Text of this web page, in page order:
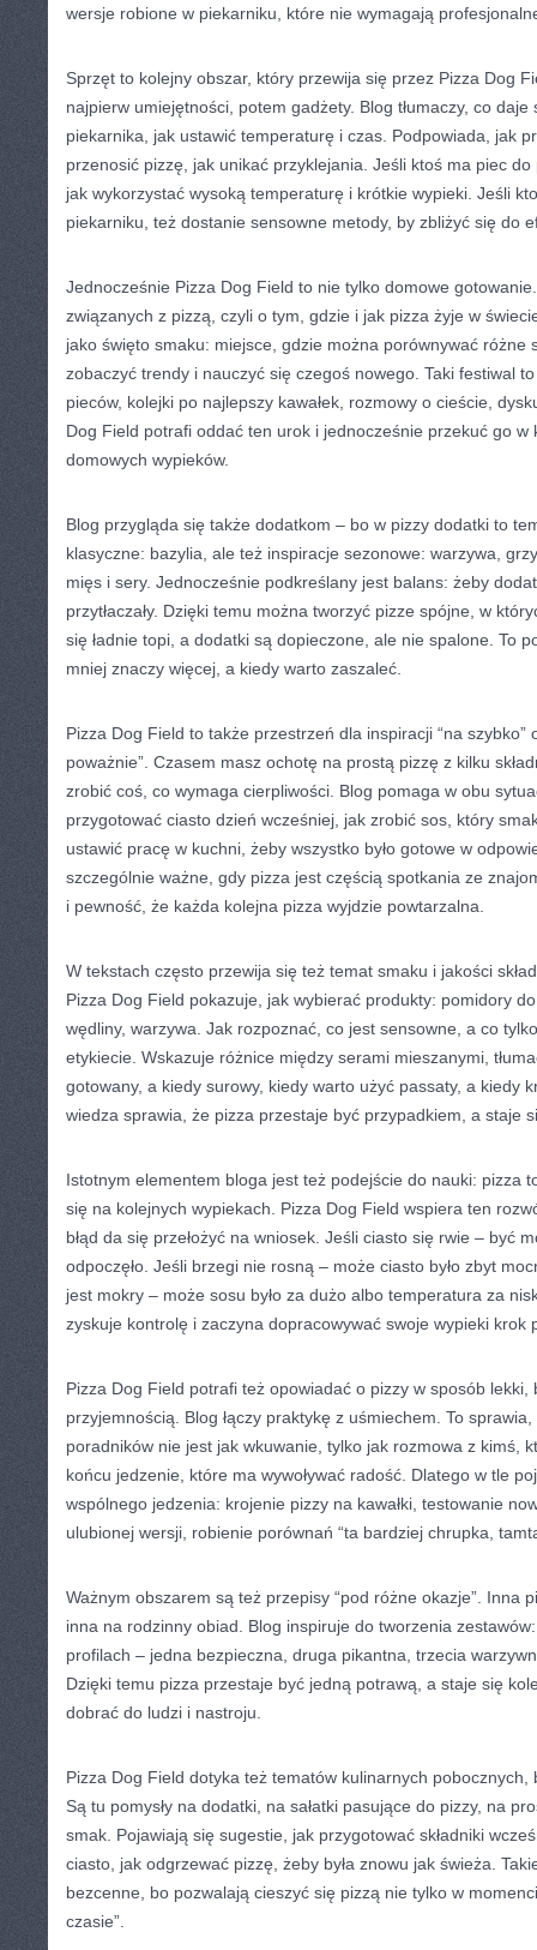
wersje robione w piekarniku, które nie wymagają
Sprzęt to kolejny obszar, który przewija się przez Pizza Dog
najpierw umiejętności, potem gadżety. Blog tłumaczy, co
piekarnika, jak ustawić temperaturę i czas. Podpowiada, jak
przenosić pizzę, jak unikać przyklejania. Jeśli ktoś ma piec
jak wykorzystać wysoką temperaturę i krótkie wypieki. Jeśli
piekarniku, też dostanie sensowne metody, by zbliżyć się do
Jednocześnie Pizza Dog Field to nie tylko domowe
związanych z pizzą, czyli o tym, gdzie i jak pizza żyje w
jako święto smaku: miejsce, gdzie można porównywać różne
zobaczyć trendy i nauczyć się czegoś nowego. Taki festiwal
pieców, kolejki po najlepszy kawałek, rozmowy o cieście,
Dog Field potrafi oddać ten urok i jednocześnie przekuć go w
domowych wypieków.
Blog przygląda się także dodatkom – bo w pizzy dodatki to
klasyczne: bazylia, ale też inspiracje sezonowe: warzywa,
mięs i sery. Jednocześnie podkreślany jest balans: żeby
przytłaczały. Dzięki temu można tworzyć pizze spójne, w
się ładnie topi, a dodatki są dopieczone, ale nie spalone. To
mniej znaczy więcej, a kiedy warto zaszaleć.
Pizza Dog Field to także przestrzeń dla inspiracji “na szybko”
poważnie”. Czasem masz ochotę na prostą pizzę z kilku
zrobić coś, co wymaga cierpliwości. Blog pomaga w obu
przygotować ciasto dzień wcześniej, jak zrobić sos, który
ustawić pracę w kuchni, żeby wszystko było gotowe w
szczególnie ważne, gdy pizza jest częścią spotkania ze
i pewność, że każda kolejna pizza wyjdzie powtarzalna.
W tekstach często przewija się też temat smaku i jakości
Pizza Dog Field pokazuje, jak wybierać produkty: pomidory
wędliny, warzywa. Jak rozpoznać, co jest sensowne, a co
etykiecie. Wskazuje różnice między serami mieszanymi,
gotowany, a kiedy surowy, kiedy warto użyć passaty, a kiedy
wiedza sprawia, że pizza przestaje być przypadkiem, a staje
Istotnym elementem bloga jest też podejście do nauki: pizza
się na kolejnych wypiekach. Pizza Dog Field wspiera ten
błąd da się przełożyć na wniosek. Jeśli ciasto się rwie – być
odpoczęło. Jeśli brzegi nie rosną – może ciasto było zbyt
jest mokry – może sosu było za dużo albo temperatura za
zyskuje kontrolę i zaczyna dopracowywać swoje wypieki krok
Pizza Dog Field potrafi też opowiadać o pizzy w sposób lekki,
przyjemnością. Blog łączy praktykę z uśmiechem. To
poradników nie jest jak wkuwanie, tylko jak rozmowa z kimś,
końcu jedzenie, które ma wywoływać radość. Dlatego w tle
wspólnego jedzenia: krojenie pizzy na kawałki, testowanie
ulubionej wersji, robienie porównań “ta bardziej chrupka,
Ważnym obszarem są też przepisy “pod różne okazje”. Inna
inna na rodzinny obiad. Blog inspiruje do tworzenia
profilach – jedna bezpieczna, druga pikantna, trzecia
Dzięki temu pizza przestaje być jedną potrawą, a staje się
dobrać do ludzi i nastroju.
Pizza Dog Field dotyka też tematów kulinarnych pobocznych,
Są tu pomysły na dodatki, na sałatki pasujące do pizzy, na
smak. Pojawiają się sugestie, jak przygotować składniki
ciasto, jak odgrzewać pizzę, żeby była znowu jak świeża.
bezcenne, bo pozwalają cieszyć się pizzą nie tylko w
czasie”.